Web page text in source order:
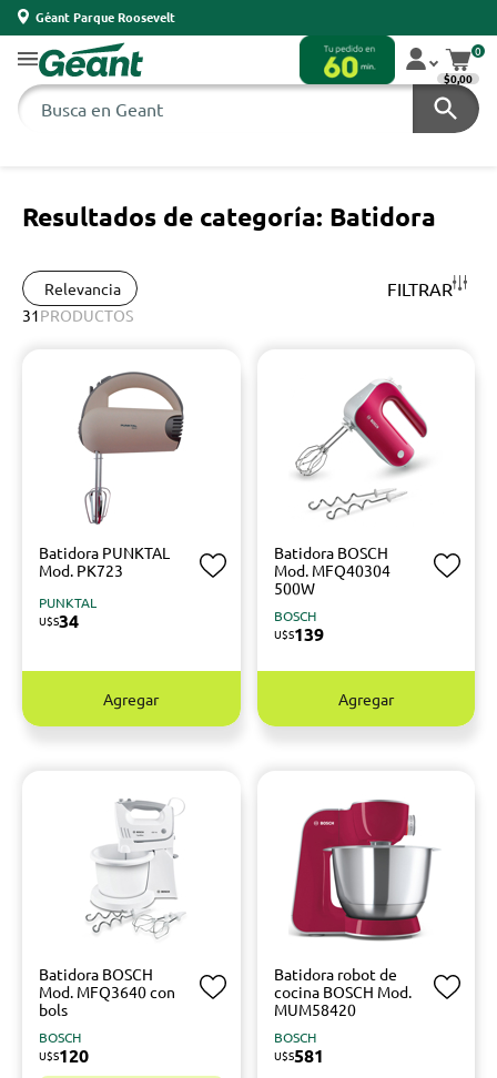
Géant Parque Roosevelt
0
$0,00
Resultados de categoría: Batidora
Relevancia FILTRAR
31PRODUCTOS
Batidora PUNKTAL
Mod. PK723
PUNKTAL
U$S34
Agregar
Batidora BOSCH
Mod. MFQ40304
500W
BOSCH
U$S139
Agregar
Batidora BOSCH
Mod. MFQ3640 con
bols
BOSCH
U$S120
Batidora robot de
cocina BOSCH Mod.
MUM58420
BOSCH
U$S581